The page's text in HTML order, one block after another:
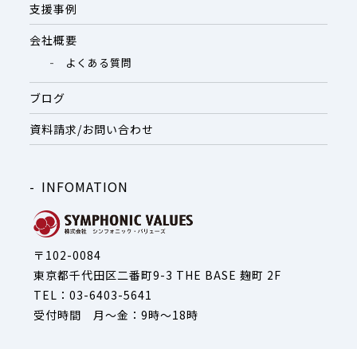
支援事例
会社概要
よくある質問
ブログ
資料請求/お問い合わせ
INFOMATION
〒102-0084
東京都千代田区二番町9-3 THE BASE 麹町 2F
TEL：03-6403-5641
受付時間 月～金：9時～18時